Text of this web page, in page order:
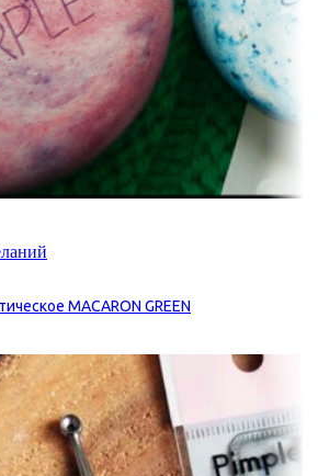
MACARON GREEN